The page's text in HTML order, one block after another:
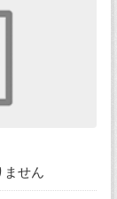
ません